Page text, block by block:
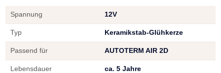
Spannung 12V
Typ Keramikstab-Glühkerze
Passend für AUTOTERM AIR 2D
Lebensdauer ca. 5 Jahre